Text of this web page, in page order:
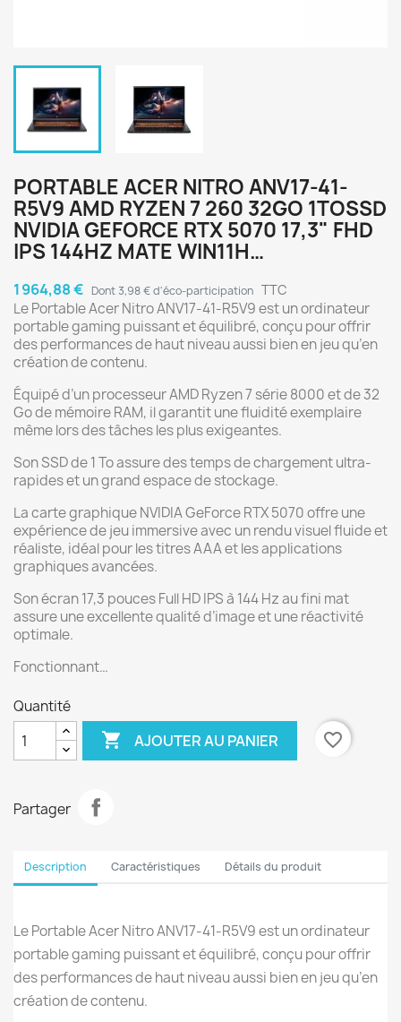
PORTABLE ACER NITRO ANV17-41-
R5V9 AMD RYZEN 7 260 32GO 1TOSSD
NVIDIA GEFORCE RTX 5070 17,3" FHD
IPS 144HZ MATE WIN11H…
1 964,88 € Dont 3,98 € d'éco-participation TTC
Le Portable Acer Nitro ANV17-41-R5V9 est un ordinateur
portable gaming puissant et équilibré, conçu pour offrir
des performances de haut niveau aussi bien en jeu qu’en
création de contenu.
Équipé d’un processeur AMD Ryzen 7 série 8000 et de 32
Go de mémoire RAM, il garantit une fluidité exemplaire
même lors des tâches les plus exigeantes.
Son SSD de 1 To assure des temps de chargement ultra-
rapides et un grand espace de stockage.
La carte graphique NVIDIA GeForce RTX 5070 offre une
expérience de jeu immersive avec un rendu visuel fluide et
réaliste, idéal pour les titres AAA et les applications
graphiques avancées.
Son écran 17,3 pouces Full HD IPS à 144 Hz au fini mat
assure une excellente qualité d’image et une réactivité
optimale.
Fonctionnant…
Quantité
 AJOUTER AU PANIER favorite_border
Partager
Description Caractéristiques Détails du produit
Le Portable Acer Nitro ANV17-41-R5V9 est un ordinateur
portable gaming puissant et équilibré, conçu pour offrir
des performances de haut niveau aussi bien en jeu qu’en
création de contenu.